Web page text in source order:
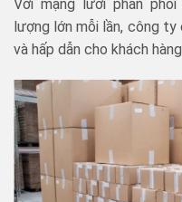
Với mạng lưới phân
lượng lớn mỗi lần, công
và hấp dẫn cho khách